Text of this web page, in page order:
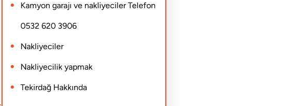
Kamyon garajı ve nakliyeciler Telefon
0532 620 3906
Nakliyeciler
Nakliyecilik yapmak
Tekirdağ Hakkında